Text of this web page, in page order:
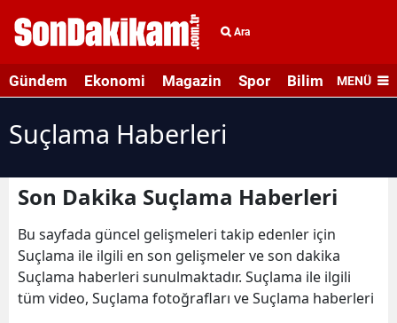
Ara
Gündem Ekonomi Magazin Spor Bilim veMENÜ
Suçlama Haberleri
Son Dakika Suçlama Haberleri
Bu sayfada güncel gelişmeleri takip edenler için
Suçlama ile ilgili en son gelişmeler ve son dakika
Suçlama haberleri sunulmaktadır. Suçlama ile ilgili
tüm video, Suçlama fotoğrafları ve Suçlama haberleri